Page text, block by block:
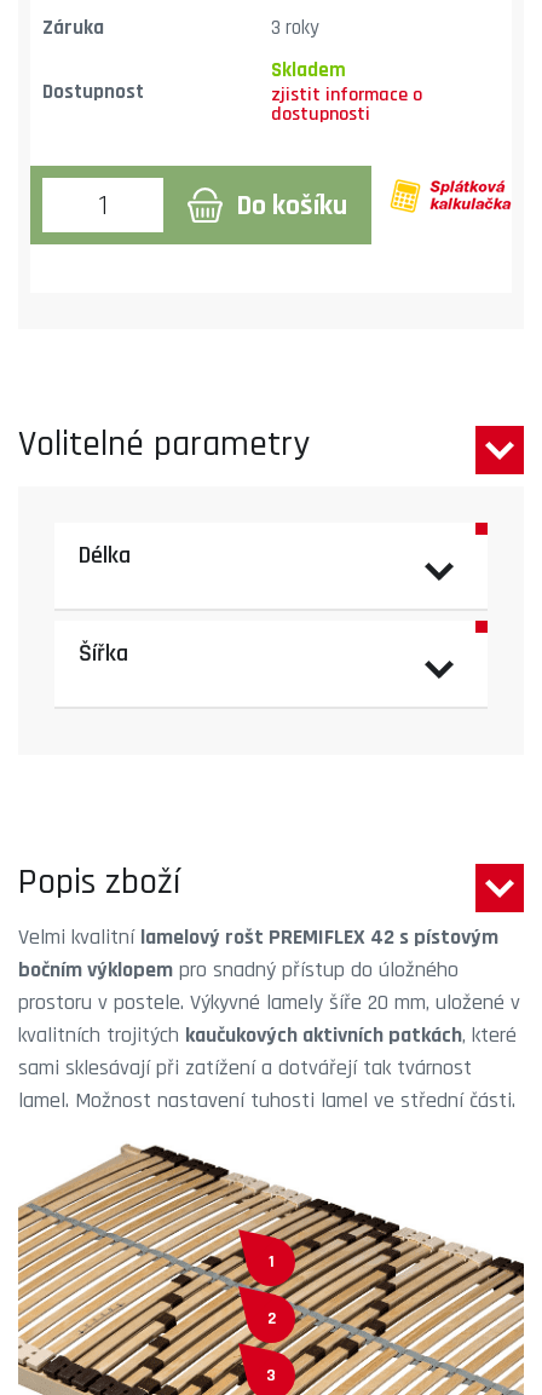
Záruka
3 roky
Dostupnost
Skladem
Do košíku
Volitelné parametry
Délka
Šířka
Popis zboží
Velmi kvalitní lamelový rošt PREMIFLEX 42 s pístovým
bočním výklopem pro snadný přístup do úložného
prostoru v postele. Výkyvné lamely šíře 20 mm, uložené v
kvalitních trojitých kaučukových aktivních patkách, které
sami sklesávají při zatížení a dotvářejí tak tvárnost
lamel. Možnost nastavení tuhosti lamel ve střední části.
1
2
3